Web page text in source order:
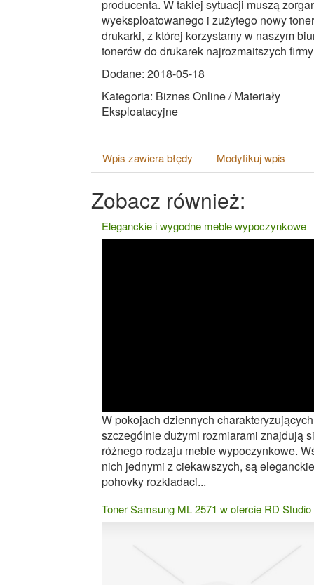
producenta. W takiej sytuacji muszą
wyeksploatowanego i zużytego nowy
drukarki, z której korzystamy w naszym
tonerów do drukarek najrozmaitszych
Dodane: 2018-05-18
Kategoria: Biznes Online / Materiały
Eksploatacyjne
Wpis zawiera błędy Modyfikuj wpis
Zobacz również:
Eleganckie i wygodne meble wypoczynkowe
W pokojach dziennych
szczególnie dużymi rozmiarami znajdują
różnego rodzaju meble wypoczynkowe.
nich jednymi z ciekawszych, są eleganckie
pohovky rozkladaci...
Toner Samsung ML 2571 w ofercie RD Studio